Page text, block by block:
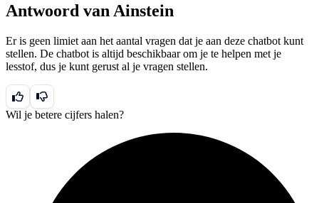
Antwoord van Ainstein
Er is geen limiet aan het aantal vragen dat je aan deze chatbot kunt
stellen. De chatbot is altijd beschikbaar om je te helpen met je
lesstof, dus je kunt gerust al je vragen stellen.
Wil je betere cijfers halen?